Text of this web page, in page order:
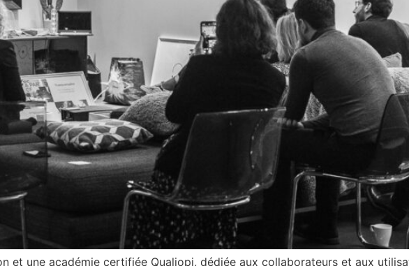
et une académie certifiée Qualiopi, dédiée aux collaborateurs et aux